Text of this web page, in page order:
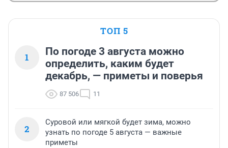
ТОП 5
1
По погоде 3 августа можно
определить, каким будет
декабрь, — приметы и поверья
87 506 11
2
Суровой или мягкой будет зима, можно
узнать по погоде 5 августа — важные
приметы